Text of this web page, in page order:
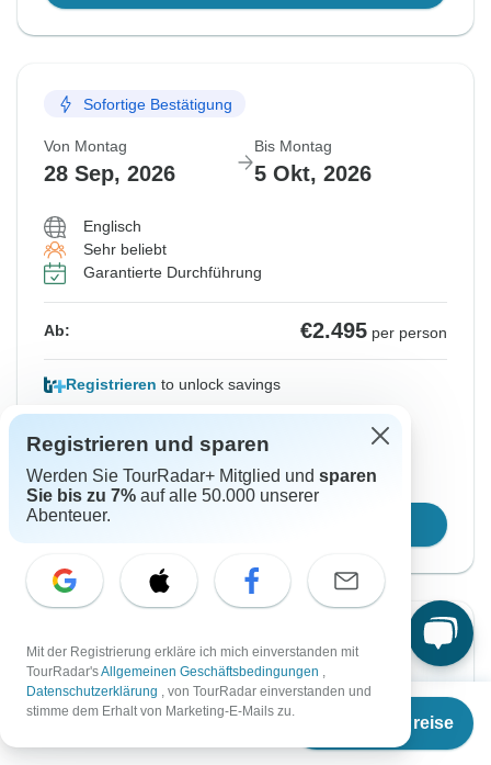
Termine & Preise
Sofortige Bestätigung
Von Montag
28 Sep, 2026
Bis Montag
5 Okt, 2026
Englisch
Sehr beliebt
Garantierte Durchführung
Ab: €2.495 per person
Registrieren to unlock savings
Platz für 48 Std reservieren
Von Montag
12 Okt, 2026
Bis Montag
19 Okt, 2026
Registrieren und sparen
Werden Sie TourRadar+ Mitglied und sparen
Sie bis zu 7% auf alle 50.000 unserer
Abenteuer.
Mit der Registrierung erkläre ich mich einverstanden mit
TourRadar'sAllgemeinen Geschäftsbedingungen ,
Datenschutzerklärung , von TourRadar einverstanden und
stimme dem Erhalt von Marketing-E-Mails zu.